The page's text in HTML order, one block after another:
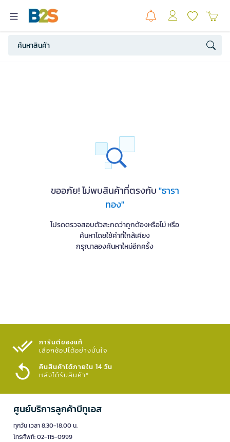
ขออภัย! ไม่พบสินค้าที่ตรงกับ"ธารา
ทอง"
โปรดตรวจสอบตัวสะกดว่าถูกต้องหรือไม่ หรือ
ค้นหาโดยใช้คำที่ใกล้เคียง
กรุณาลองค้นหาใหม่อีกครั้ง
การันตีของแท้
เลือกช้อปได้อย่างมั่นใจ​
คืนสินค้าได้ภายใน 14 วัน
หลังได้รับสินค้า*
ศูนย์บริการลูกค้าบีทูเอส
ทุกวัน เวลา 8.30-18.00 น.
โทรศัพท์: 02-115-0999